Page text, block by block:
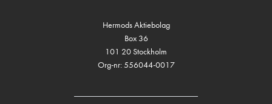
Hermods Aktiebolag
Box 36
101 20 Stockholm
Org-nr: 556044-0017